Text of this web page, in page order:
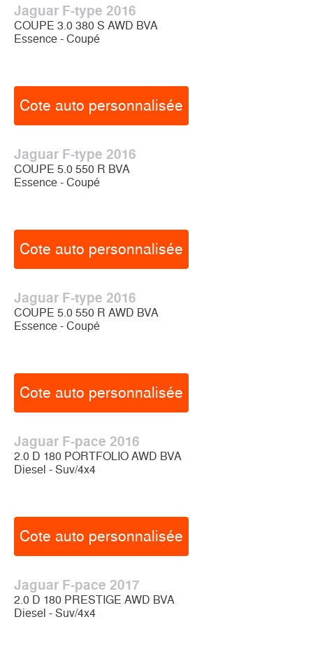
Jaguar F-type 2016
COUPE 3.0 380 S AWD BVA
Essence - Coupé
Cote auto personnalisée
Jaguar F-type 2016
COUPE 5.0 550 R BVA
Essence - Coupé
Cote auto personnalisée
Jaguar F-type 2016
COUPE 5.0 550 R AWD BVA
Essence - Coupé
Cote auto personnalisée
Jaguar F-pace 2016
2.0 D 180 PORTFOLIO AWD BVA
Diesel - Suv/4x4
Cote auto personnalisée
Jaguar F-pace 2017
2.0 D 180 PRESTIGE AWD BVA
Diesel - Suv/4x4